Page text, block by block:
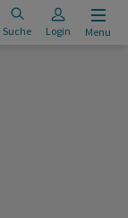
Suche Login Menu